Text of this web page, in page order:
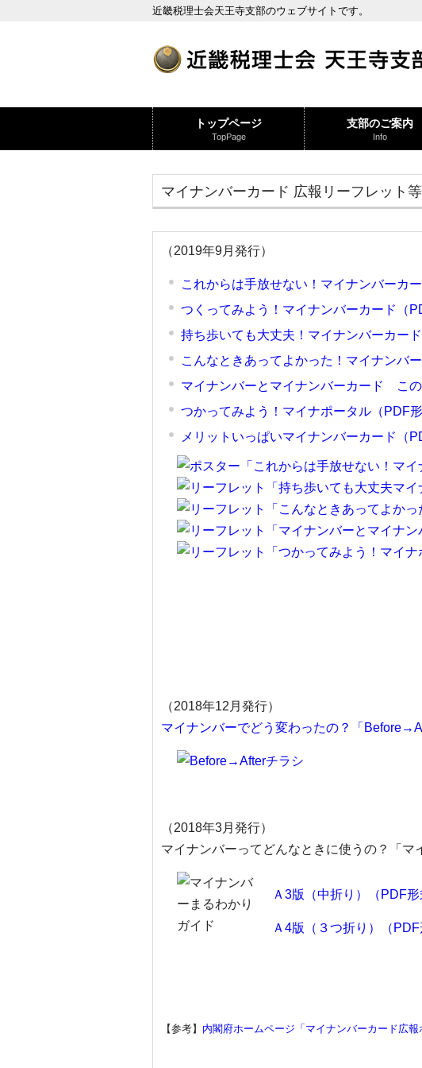
近畿税理士会天王寺支部のウェブサイトです。
トップページ
TopPage
支部のご案内
Info
マイナンバーカード 広報リーフレット等
（2019年9月発行）
これからは手放せない！マイナンバーカ
つくってみよう！マイナンバーカード（
持ち歩いても大丈夫！マイナンバーカー
こんなときあってよかった！マイナンバ
マイナンバーとマイナンバーカード この
つかってみよう！マイナポータル（PDF形
メリットいっぱいマイナンバーカード（
（2018年12月発行）
マイナンバーでどう変わったの？「
（2018年3月発行）
マイナンバーってどんなときに使うの？「マ
Ａ3版（中折り）（PDF形
Ａ4版（３つ折り）（PDF
【参考】 内閣府ホームページ「マイナンバーカード広報